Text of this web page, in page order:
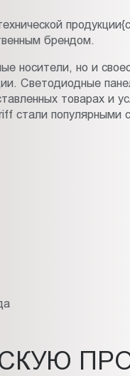
брендом.
носители, но и
Светодиодные
товарах и
стали популярными